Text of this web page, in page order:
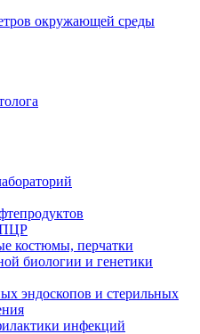
окружающей среды
ПЦР
костюмы, перчатки
биологии и генетики
эндоскопов и стерильных
инфекций